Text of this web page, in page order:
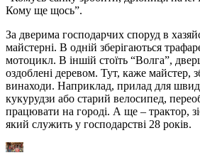
Кому ще щось”.
За дверима господарчих споруд в
майстерні. В одній зберігаються
мотоцикл. В іншій стоїть “Волга”,
оздоблені деревом. Тут, каже майстер,
винаходи. Наприклад, прилад для
кукурудзи або старий велосипед,
працювати на городі. А ще – трактор,
який служить у господарстві 28 років.